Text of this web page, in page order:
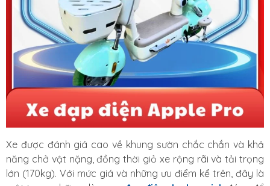
Xe được đánh giá cao về khung sườn chắc chắn và khả
năng chở vật nặng, đồng thời giỏ xe rộng rãi và tải trọng
lớn (170kg). Với mức giá và những ưu điểm kể trên, đây là